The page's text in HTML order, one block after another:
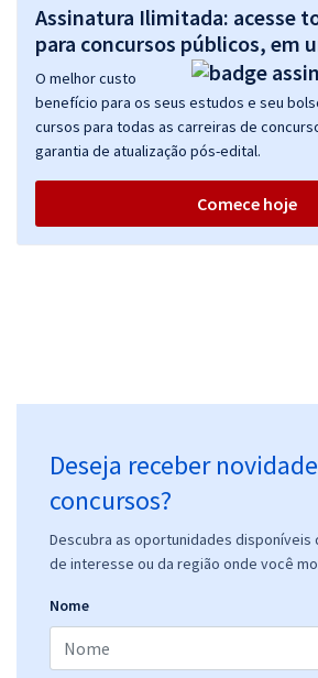
Assinatura Ilimitada: acesse
para concursos públicos, em
O melhor custo
benefício para os seus estudos e seu
cursos para todas as carreiras de
garantia de atualização pós-edital.
Comece hoje
Deseja receber
concursos?
Descubra as oportunidades disponíveis
de interesse ou da região onde você
Nome